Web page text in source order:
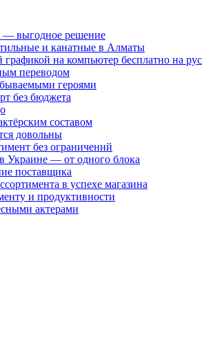
— выгодное решение
и канатные в Алматы
на компьютер бесплатно на
переводом
героями
без бюджета
составом
довольны
без ограничений
Украине — от одного блока
поставщика
в успехе магазина
и продуктивности
актерами